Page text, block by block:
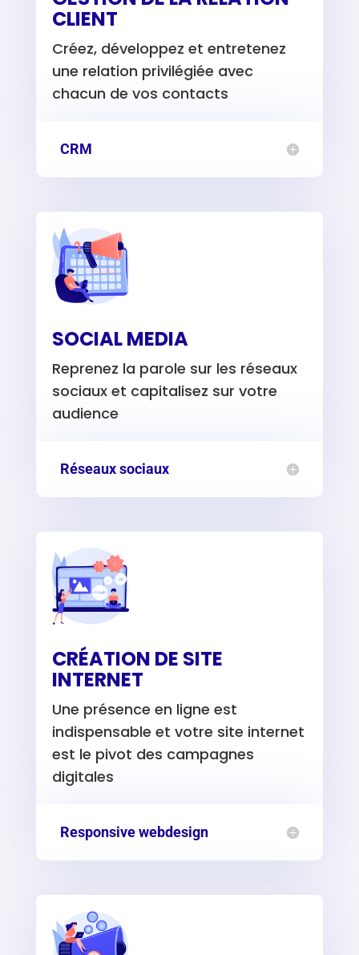
CLIENT
Créez, développez et entretenez
une relation privilégiée avec
chacun de vos contacts
CRM
SOCIAL MEDIA
Reprenez la parole sur les réseaux
sociaux et capitalisez sur votre
audience
Réseaux sociaux
CRÉATION DE SITE
INTERNET
Une présence en ligne est
indispensable et votre site internet
est le pivot des campagnes
digitales
Responsive webdesign